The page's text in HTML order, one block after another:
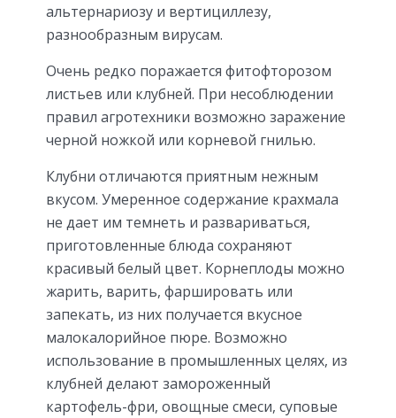
альтернариозу и вертициллезу,
разнообразным вирусам.
Очень редко поражается фитофторозом
листьев или клубней. При несоблюдении
правил агротехники возможно заражение
черной ножкой или корневой гнилью.
Клубни отличаются приятным нежным
вкусом. Умеренное содержание крахмала
не дает им темнеть и развариваться,
приготовленные блюда сохраняют
красивый белый цвет. Корнеплоды можно
жарить, варить, фаршировать или
запекать, из них получается вкусное
малокалорийное пюре. Возможно
использование в промышленных целях, из
клубней делают замороженный
картофель-фри, овощные смеси, суповые